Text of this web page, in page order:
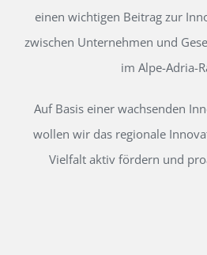
einen wichtigen Beitrag zur
zwischen Unternehmen und
im Alpe-Adria-
Auf Basis einer wachsenden
wollen wir das regionale
Vielfalt aktiv fördern und